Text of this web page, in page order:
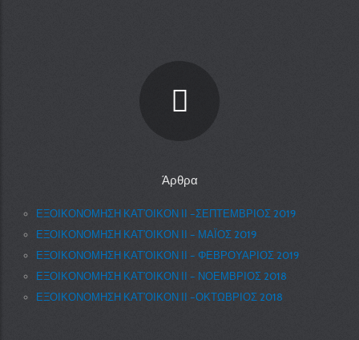
Άρθρα
ΕΞΟΙΚΟΝΟΜΗΣΗ ΚΑΤ’ΟΙΚΟΝ ΙΙ –ΣΕΠΤΕΜΒΡΙΟΣ 2019
ΕΞΟΙΚΟΝΟΜΗΣΗ ΚΑΤ’ΟΙΚΟΝ ΙΙ – ΜΑΪΟΣ 2019
ΕΞΟΙΚΟΝΟΜΗΣΗ ΚΑΤ’ΟΙΚΟΝ ΙΙ – ΦΕΒΡΟΥΑΡΙΟΣ 2019
ΕΞΟΙΚΟΝΟΜΗΣΗ ΚΑΤ’ΟΙΚΟΝ ΙΙ – ΝΟΕΜΒΡΙΟΣ 2018
ΕΞΟΙΚΟΝΟΜΗΣΗ ΚΑΤ’ΟΙΚΟΝ ΙΙ –ΟΚΤΩΒΡΙΟΣ 2018